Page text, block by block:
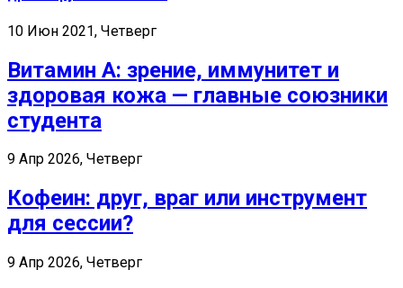
10 Июн 2021, Четверг
Витамин А: зрение, иммунитет и
здоровая кожа — главные союзники
студента
9 Апр 2026, Четверг
Кофеин: друг, враг или инструмент
для сессии?
9 Апр 2026, Четверг